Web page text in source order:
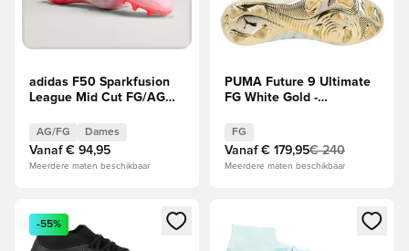
adidas F50 Sparkfusion
League Mid Cut FG/AG
AG/FG Dames
Vanaf € 94,95
Meerdere maten beschikbaar
PUMA Future 9 Ultimate
FG White Gold -
FG
Vanaf € 179,95€ 240
Meerdere maten beschikbaar
Opent een venster om in te loggen of je aan te melden als
-55%
Opent een venster om in te